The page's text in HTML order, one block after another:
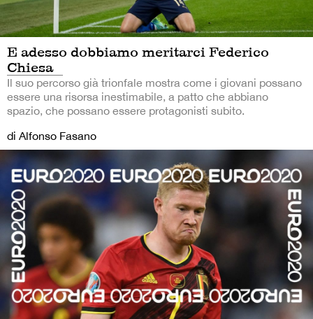
E adesso dobbiamo meritarci Federico
Chiesa
Il suo percorso già trionfale mostra come i giovani possano
essere una risorsa inestimabile, a patto che abbiano
spazio, che possano essere protagonisti subito.
di Alfonso Fasano